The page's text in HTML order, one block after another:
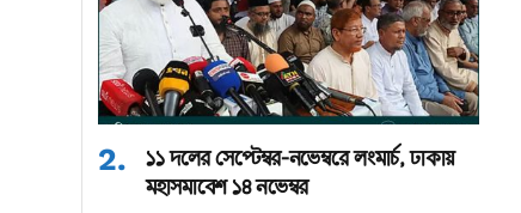
১১ দলের সেপ্টেম্বর-নভেম্বরে লংমার্চ, ঢাকায়
মহাসমাবেশ ১৪ নভেম্বর